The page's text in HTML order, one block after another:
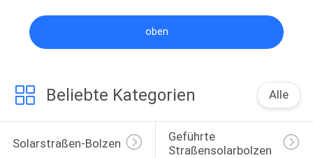
oben
Beliebte Kategorien Alle
Solarstraßen-Bolzen
Geführte
Straßensolarbolzen